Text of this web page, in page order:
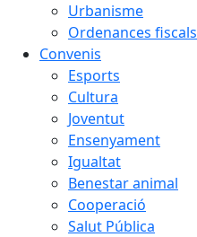
Urbanisme
Ordenances fiscals
Convenis
Esports
Cultura
Joventut
Ensenyament
Igualtat
Benestar animal
Cooperació
Salut Pública